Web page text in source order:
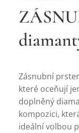
Zásnubní
které oceňují
doplněný
kompozici,
ideální volbou